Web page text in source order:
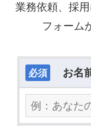
業務依頼、採
フォーム
必須 お名